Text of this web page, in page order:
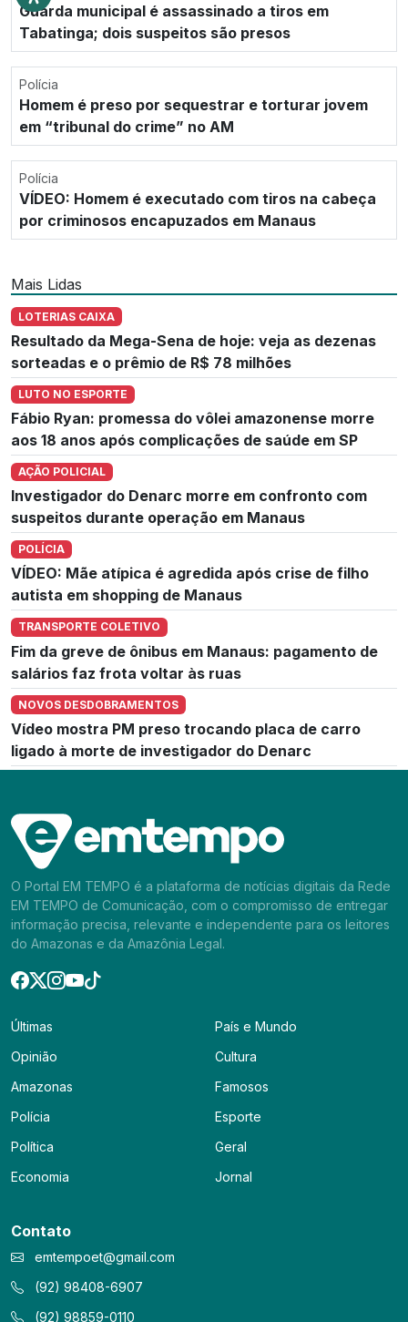
Guarda municipal é assassinado a tiros em
Tabatinga; dois suspeitos são presos
Polícia
Homem é preso por sequestrar e torturar jovem
em “tribunal do crime” no AM
Polícia
VÍDEO: Homem é executado com tiros na cabeça
por criminosos encapuzados em Manaus
Mais Lidas
LOTERIAS CAIXA
Resultado da Mega-Sena de hoje: veja as dezenas
sorteadas e o prêmio de R$ 78 milhões
LUTO NO ESPORTE
Fábio Ryan: promessa do vôlei amazonense morre
aos 18 anos após complicações de saúde em SP
AÇÃO POLICIAL
Investigador do Denarc morre em confronto com
suspeitos durante operação em Manaus
POLÍCIA
VÍDEO: Mãe atípica é agredida após crise de filho
autista em shopping de Manaus
TRANSPORTE COLETIVO
Fim da greve de ônibus em Manaus: pagamento de
salários faz frota voltar às ruas
NOVOS DESDOBRAMENTOS
Vídeo mostra PM preso trocando placa de carro
ligado à morte de investigador do Denarc
O Portal EM TEMPO é a plataforma de notícias digitais da Rede
EM TEMPO de Comunicação, com o compromisso de entregar
informação precisa, relevante e independente para os leitores
do Amazonas e da Amazônia Legal.
Últimas
Opinião
Amazonas
Polícia
Política
Economia
País e Mundo
Cultura
Famosos
Esporte
Geral
Jornal
Contato
emtempoet@gmail.com
(92) 98408-6907
(92) 98859-0110